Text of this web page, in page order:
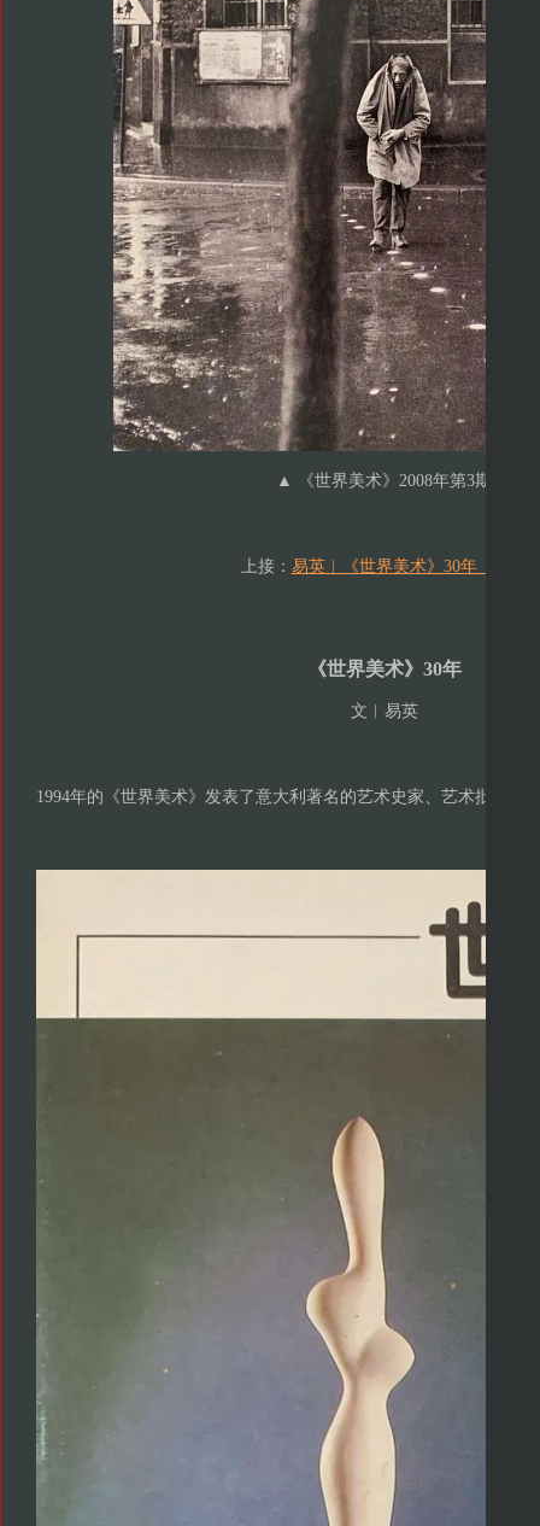
▲ 《世界美术》2008年第3期
上接： 易英︱《世界美术》30年（上）
《世界美术》30年
文︱易英
1994年的《世界美术》发表了意大利著名的艺术史家、艺术批评